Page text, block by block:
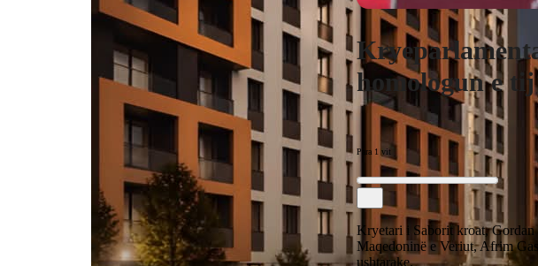
homologun e
Para 1 vit
Kryetari i Saborit kroat,
Maqedoninë e Veriut, Afrim
ushtarake.